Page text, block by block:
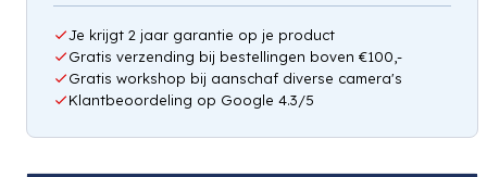
Je krijgt 2 jaar garantie op je product
Gratis verzending bij bestellingen boven €100,-
Gratis workshop bij aanschaf diverse camera's
Klantbeoordeling op Google 4.3/5